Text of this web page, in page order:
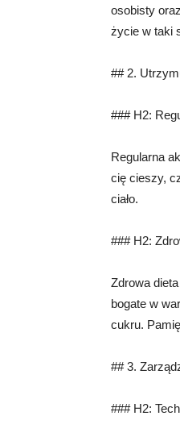
osobisty
życie w taki
## 2.
### H2:
Regularna
cię cieszy,
ciało.
### H2:
Zdrowa
bogate w
cukru.
## 3.
### H2: